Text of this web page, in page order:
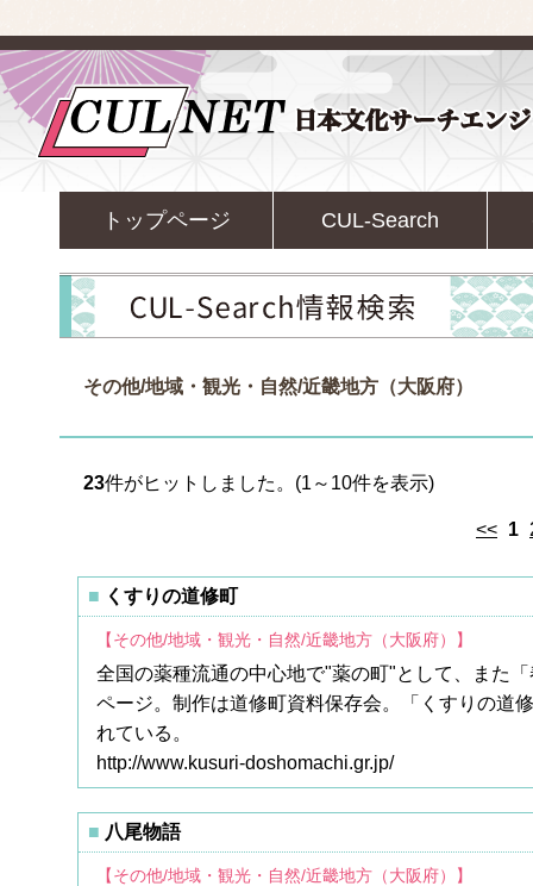
トップページ CUL-Search
その他/地域・観光・自然/近畿地方（大阪府）
23件がヒットしました。(1～10件を表示)
<< 1
くすりの道修町
【その他/地域・観光・自然/近畿地方（大阪府）】
全国の薬種流通の中心地で"薬の町"として、また
ページ。制作は道修町資料保存会。「くすりの道
れている。
http://www.kusuri-doshomachi.gr.jp/
八尾物語
【その他/地域・観光・自然/近畿地方（大阪府）】